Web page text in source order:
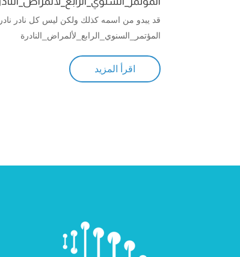
قد يبدو من اسمه كذلك ولكن ليس كل نادر
المؤتمر_السنوي_الرابع_لألمراض_النادرة
اقرأ المزيد